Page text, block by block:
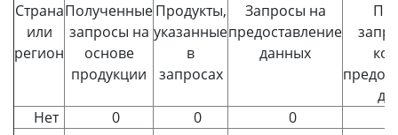
Страна
или
регион
Полученные
запросы на
основе
продукции
Продукты,
указанные
в
запросах
Запросы на
предоставление
данных
Нет
0 0 0